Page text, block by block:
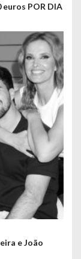
POR DIA
e João